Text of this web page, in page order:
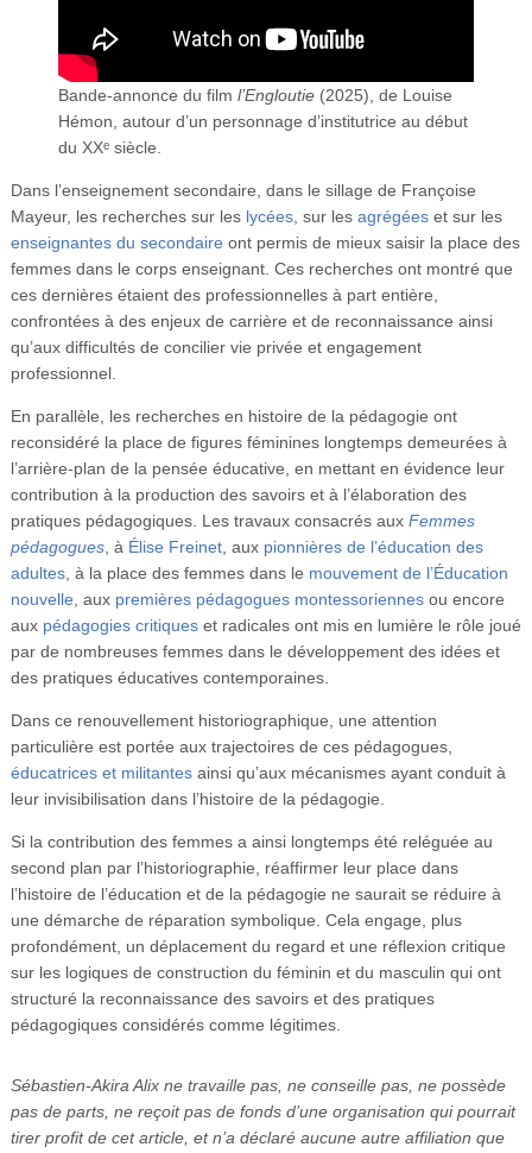
Bande-annonce du film l’Engloutie(2025), de Louise
Hémon, autour d’un personnage d’institutrice au début
du XXᵉ siècle.
Dans l’enseignement secondaire, dans le sillage de Françoise
Mayeur, les recherches sur les lycées, sur les agrégéeset sur les
enseignantes du secondaire ont permis de mieux saisir la place des
femmes dans le corps enseignant. Ces recherches ont montré que
ces dernières étaient des professionnelles à part entière,
confrontées à des enjeux de carrière et de reconnaissance ainsi
qu’aux difficultés de concilier vie privée et engagement
professionnel.
En parallèle, les recherches en histoire de la pédagogie ont
reconsidéré la place de figures féminines longtemps demeurées à
l’arrière-plan de la pensée éducative, en mettant en évidence leur
contribution à la production des savoirs et à l’élaboration des
pratiques pédagogiques. Les travaux consacrés aux Femmes
pédagogues, à Élise Freinet, aux pionnières de l’éducation des
adultes, à la place des femmes dans le mouvement de l’Éducation
nouvelle, aux premières pédagogues montessoriennesou encore
aux pédagogies critiqueset radicales ont mis en lumière le rôle joué
par de nombreuses femmes dans le développement des idées et
des pratiques éducatives contemporaines.
Dans ce renouvellement historiographique, une attention
particulière est portée aux trajectoires de ces pédagogues,
éducatrices et militantesainsi qu’aux mécanismes ayant conduit à
leur invisibilisation dans l’histoire de la pédagogie.
Si la contribution des femmes a ainsi longtemps été reléguée au
second plan par l’historiographie, réaffirmer leur place dans
l’histoire de l’éducation et de la pédagogie ne saurait se réduire à
une démarche de réparation symbolique. Cela engage, plus
profondément, un déplacement du regard et une réflexion critique
sur les logiques de construction du féminin et du masculin qui ont
structuré la reconnaissance des savoirs et des pratiques
pédagogiques considérés comme légitimes.
Sébastien-Akira Alix ne travaille pas, ne conseille pas, ne possède
pas de parts, ne reçoit pas de fonds d’une organisation qui pourrait
tirer profit de cet article, et n’a déclaré aucune autre affiliation que